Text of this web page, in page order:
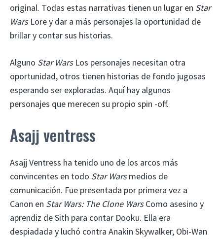
original. Todas estas narrativas tienen un lugar en Star
Wars Lore y dar a más personajes la oportunidad de
brillar y contar sus historias.
Alguno Star Wars Los personajes necesitan otra
oportunidad, otros tienen historias de fondo jugosas
esperando ser exploradas. Aquí hay algunos
personajes que merecen su propio spin -off.
Asajj ventress
Asajj Ventress ha tenido uno de los arcos más
convincentes en todo Star Warsmedios de
comunicación. Fue presentada por primera vez a
Canon en Star Wars: The Clone WarsComo asesino y
aprendiz de Sith para contar Dooku. Ella era
despiadada y luchó contra Anakin Skywalker, Obi-Wan